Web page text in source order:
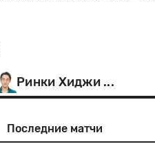
Ринки Хиджи ...
Последние матчи